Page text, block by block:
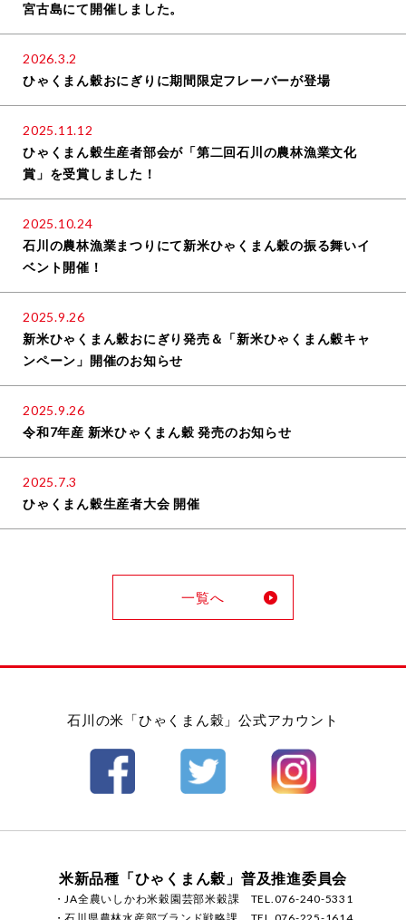
宮古島にて開催しました。
2026.3.2
ひゃくまん穀おにぎりに期間限定フレーバーが登場
2025.11.12
ひゃくまん穀生産者部会が「第二回石川の農林漁業文化
賞」を受賞しました！
2025.10.24
石川の農林漁業まつりにて新米ひゃくまん穀の振る舞いイ
ベント開催！
2025.9.26
新米ひゃくまん穀おにぎり発売＆「新米ひゃくまん穀キャ
ンペーン」開催のお知らせ
2025.9.26
令和7年産 新米ひゃくまん穀 発売のお知らせ
2025.7.3
ひゃくまん穀生産者大会 開催
一覧へ
米新品種「ひゃくまん穀」普及推進委員会
・JA全農いしかわ米穀園芸部米穀課
TEL.076-240-5331
石川の米「ひゃくまん穀」公式アカウント